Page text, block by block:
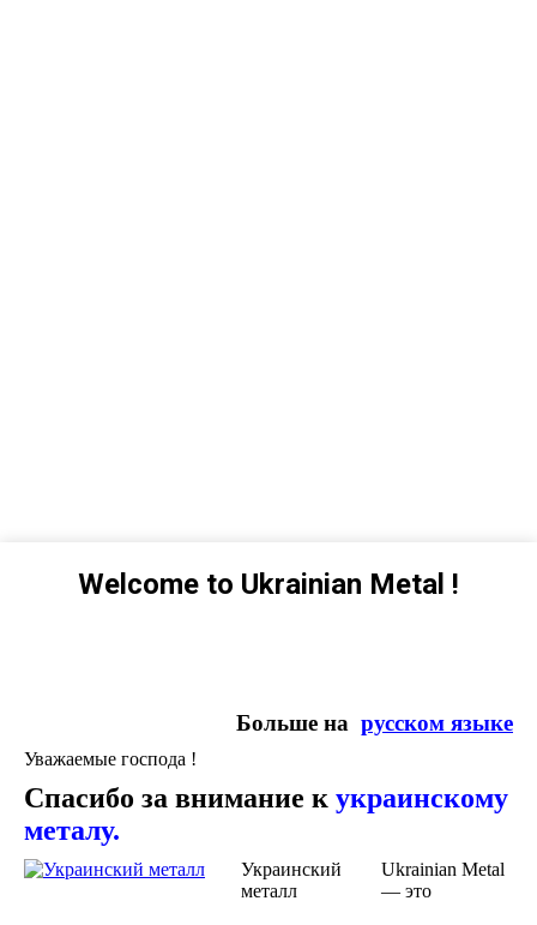
Welcome to Ukrainian Metal !
Больше на русском языке
Уважаемые господа !
Спасибо за внимание к украинскому
металу.
Украинский
металл
Ukrainian Metal
— это